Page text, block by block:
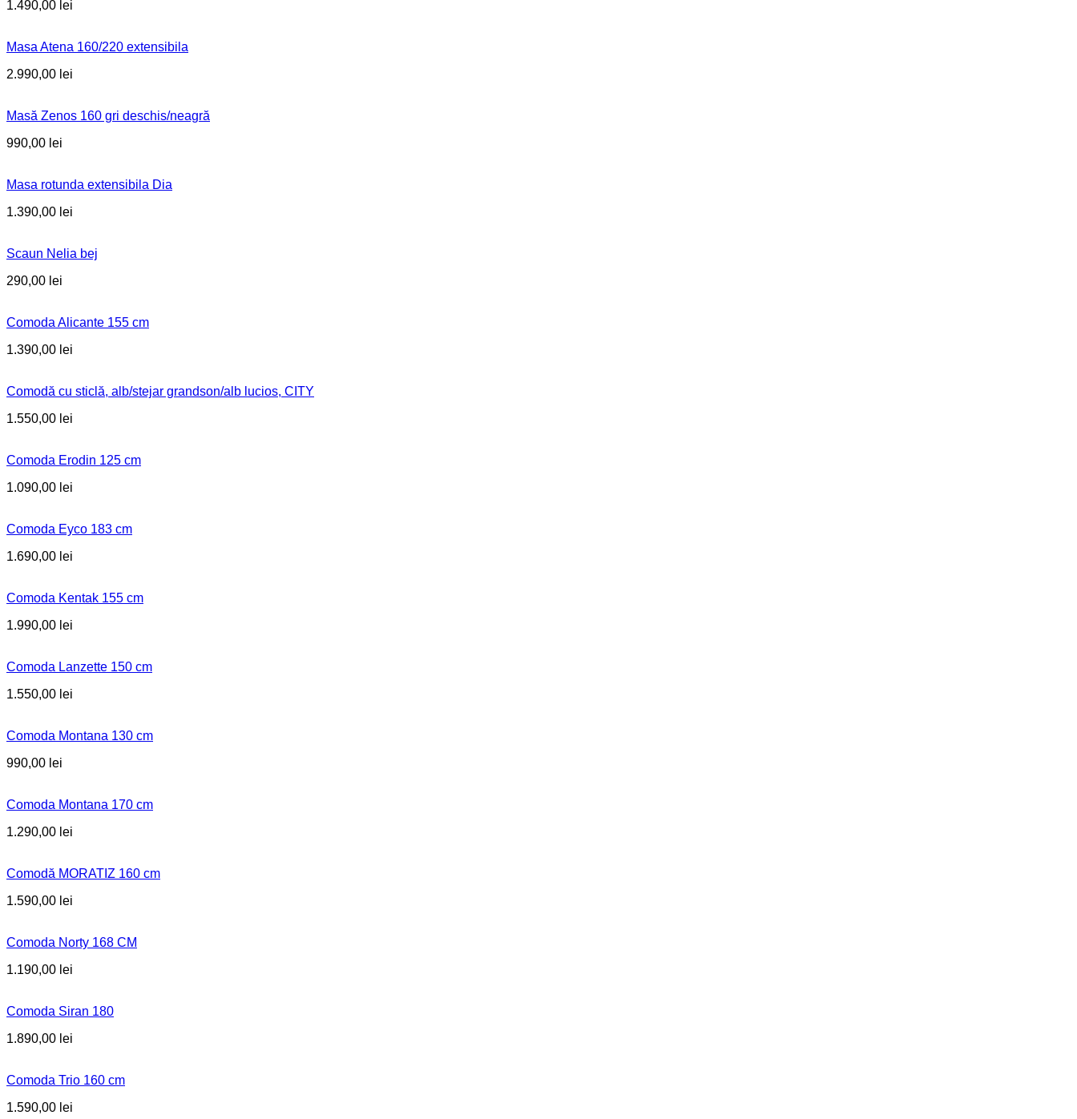
1.490,00 lei
Masa Atena 160/220 extensibila
2.990,00 lei
Masă Zenos 160 gri deschis/neagră
990,00 lei
Masa rotunda extensibila Dia
1.390,00 lei
Scaun Nelia bej
290,00 lei
Comoda Alicante 155 cm
1.390,00 lei
Comodă cu sticlă, alb/stejar grandson/alb lucios, CITY
1.550,00 lei
Comoda Erodin 125 cm
1.090,00 lei
Comoda Eyco 183 cm
1.690,00 lei
Comoda Kentak 155 cm
1.990,00 lei
Comoda Lanzette 150 cm
1.550,00 lei
Comoda Montana 130 cm
990,00 lei
Comoda Montana 170 cm
1.290,00 lei
Comodă MORATIZ 160 cm
1.590,00 lei
Comoda Norty 168 CM
1.190,00 lei
Comoda Siran 180
1.890,00 lei
Comoda Trio 160 cm
1.590,00 lei